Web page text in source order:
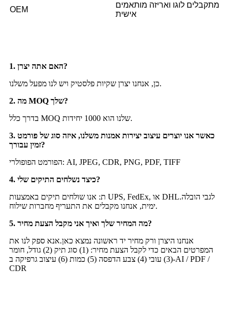
OEM
מתקבלים לוגו ואריזה מותאמים
אישית
1. האם אתה יצרן?
כן, אנחנו יצרן שקיות פלסטיק ויש לנו מפעל משלנו.
2. מה MOQ שלך?
בדרך כלל MOQ שלנו הוא 1000 יחידות.
3. כאשר אנו יוצרים עיצוב יצירות אמנות משלנו, איזה סוג של פורמט
זמין עבורך?
הפורמט הפופולרי: AI, JPEG, CDR, PNG, PDF, TIFF
4. כיצד נשלחים התיקים שלי?
ת: אנו שולחים תיקים באמצעות UPS, FedEx, או DHL.לגבי הובלה
ימית, אנחנו מקבלים את התעריף מחברות שילוח.
5. מה המחיר שלך ואיך אני מקבל הצעת מחיר?
אנחנו היצרן ורק מחיר יד ראשונה נמצא כאן.אנא ספק לנו את
המפרטים הבאים כדי לקבל הצעת מחיר: (1) סוג תיק (2) גודל, חומר
(3) עובי (4) צבע הדפסה (5) כמות (6) עיצוב גרפיקה ב-AI / PDF /
CDR